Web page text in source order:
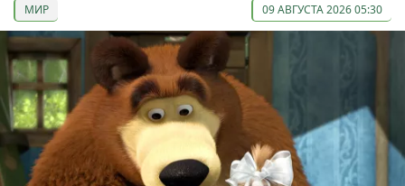
МИР 09 АВГУСТА 2026 05:30